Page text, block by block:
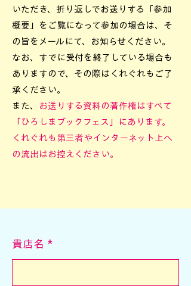
いただき、折り返しでお送りする「参加
概要」をご覧になって参加の場合は、そ
の旨をメールにて、お知らせください。
なお、すでに受付を終了している場合も
ありますので、その際はくれぐれもご了
承ください。
また、
お送りする資料の著作権はすべて
「ひろしまブックフェス」にあります。
くれぐれも第三者やインターネット上へ
の流出はお控えください。
貴店名